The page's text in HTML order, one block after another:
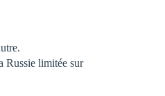
Russie limitée sur